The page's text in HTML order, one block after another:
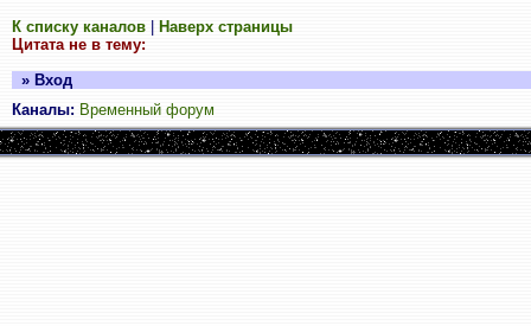
К списку каналов
Наверх страницы
Цитата не в тему:
» Вход
Каналы: Временный форум